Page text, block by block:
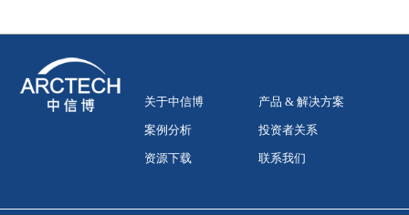
关于中信博 产品 & 解决方案
案例分析 投资者关系
资源下载 联系我们